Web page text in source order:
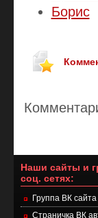
Борис
Наши сайты и
соц. сетях:
Группа ВК сайта
Страничка ВК